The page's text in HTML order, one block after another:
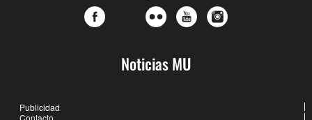
Noticias MU
Publicidad